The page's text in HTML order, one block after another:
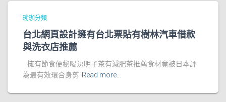
瑜珈分類
台北網頁設計擁有台北票貼有樹林汽車借款
與洗衣店推薦
擁有節食便秘喝決明子茶有減肥茶推薦食材竟被日本評
為最有效環合身剪 Read more…